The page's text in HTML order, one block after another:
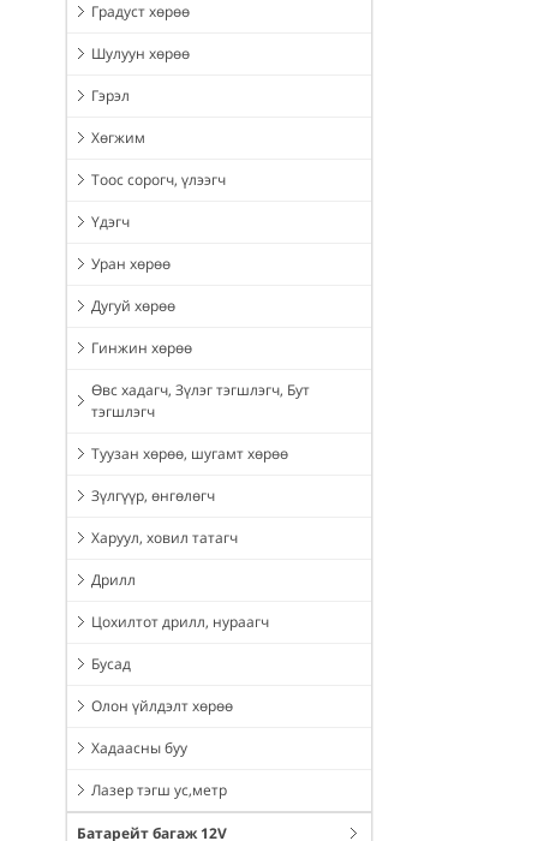
Градуст хөрөө
Шулуун хөрөө
Гэрэл
Хөгжим
Тоос сорогч, үлээгч
Үдэгч
Уран хөрөө
Дугуй хөрөө
Гинжин хөрөө
Өвс хадагч, Зүлэг тэгшлэгч, Бут
тэгшлэгч
Туузан хөрөө, шугамт хөрөө
Зүлгүүр, өнгөлөгч
Харуул, ховил татагч
Дрилл
Цохилтот дрилл, нураагч
Бусад
Олон үйлдэлт хөрөө
Хадаасны буу
Лазер тэгш ус,метр
Батарейт багаж 12V